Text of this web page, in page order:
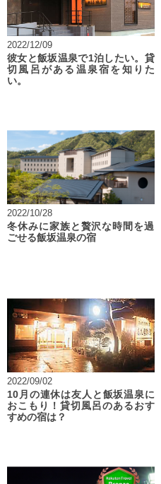
2022/12/09
彼女と飯坂温泉で1泊したい。貸
切風呂がある温泉宿を知りた
い。
2022/10/28
冬休みに家族と贅沢な時間を過
ごせる飯坂温泉の宿
2022/09/02
10月の連休は友人と飯坂温泉に
おこもり！貸切風呂のあるおす
すめの宿は？